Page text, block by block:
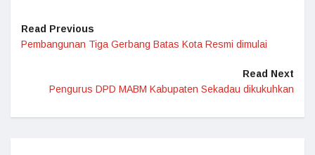
Read Previous
Pembangunan Tiga Gerbang Batas Kota Resmi dimulai
Read Next
Pengurus DPD MABM Kabupaten Sekadau dikukuhkan